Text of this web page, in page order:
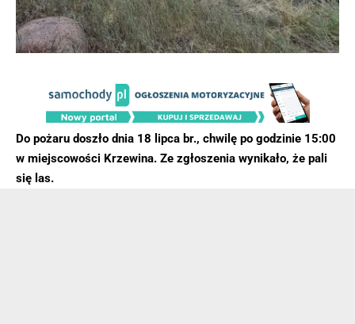
Do pożaru doszło dnia 18 lipca br., chwilę po godzinie 15:00
w miejscowości Krzewina. Ze zgłoszenia wynikało, że pali
się las.